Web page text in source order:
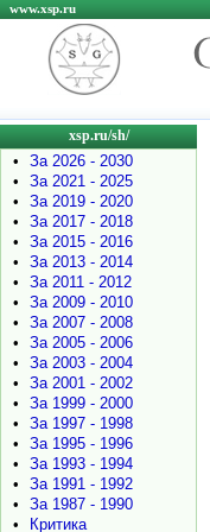
www.xsp.ru
xsp.ru/sh/
•
За 2026 - 2030
•
За 2021 - 2025
•
За 2019 - 2020
•
За 2017 - 2018
•
За 2015 - 2016
•
За 2013 - 2014
•
За 2011 - 2012
•
За 2009 - 2010
•
За 2007 - 2008
•
За 2005 - 2006
•
За 2003 - 2004
•
За 2001 - 2002
•
За 1999 - 2000
•
За 1997 - 1998
•
За 1995 - 1996
•
За 1993 - 1994
•
За 1991 - 1992
•
За 1987 - 1990
•
Критика